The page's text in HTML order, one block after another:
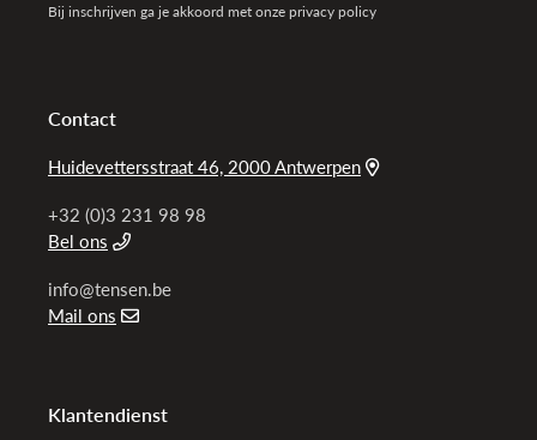
Contact
Huidevettersstraat 46, 2000 Antwerpen
+32 (0)3 231 98 98
Bel ons
info@tensen.be
Mail ons
Klantendienst
Bij inschrijven ga je akkoord met onze privacy policy